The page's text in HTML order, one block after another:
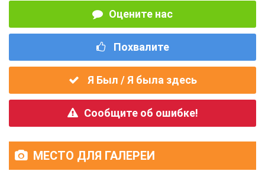
Оцените нас
Похвалите
Я Был / Я была здесь
Сообщите об ошибке!
МЕСТО ДЛЯ ГАЛЕРЕИ